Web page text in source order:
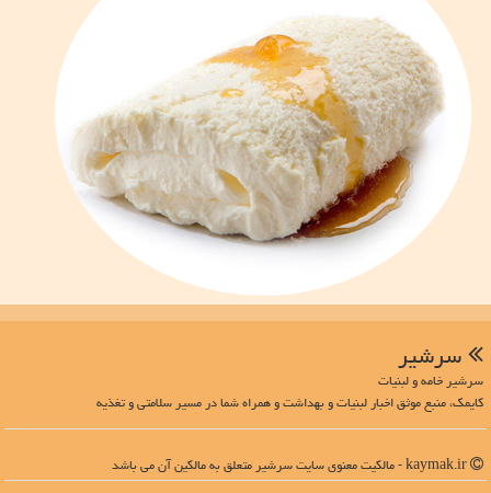
سرشیر
سرشیر خامه و لبنیات
کایمک، منبع موثق اخبار لبنیات و بهداشت و همراه شما در مسیر سلامتی و تغذیه